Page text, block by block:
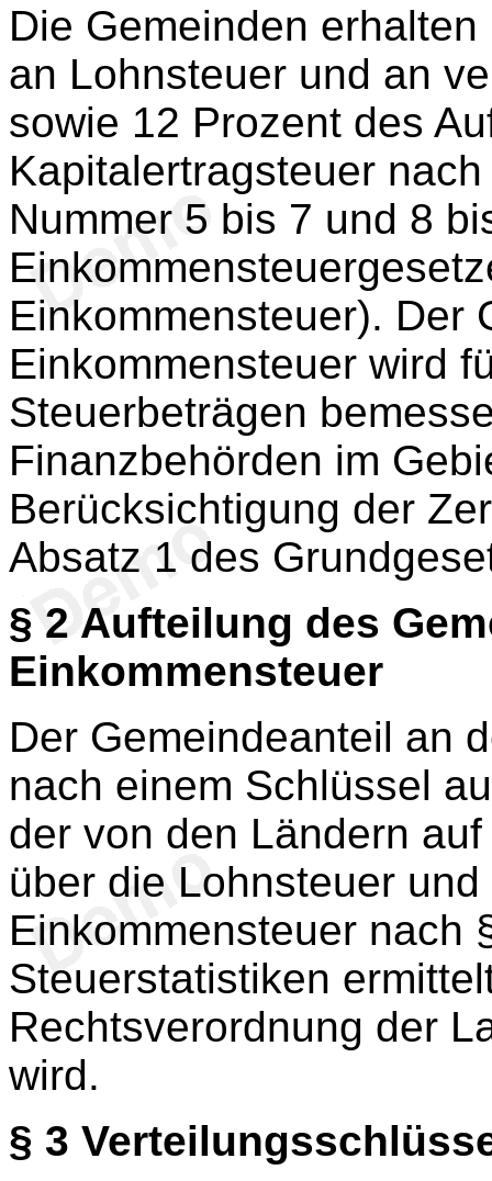
Die Gemeinden
an Lohnsteuer und an
sowie 12 Prozent des
Kapitalertragsteuer
Nummer 5 bis 7 und 8
Einkommensteuer). Der
Einkommensteuer wird
Steuerbeträgen
Finanzbehörden im
Berücksichtigung der
Absatz 1 des
§ 2 Aufteilung des
Einkommensteuer
Der Gemeindeanteil an
nach einem Schlüssel
der von den Ländern
über die Lohnsteuer
Einkommensteuer nach
Steuerstatistiken
Rechtsverordnung der
wird.
§ 3